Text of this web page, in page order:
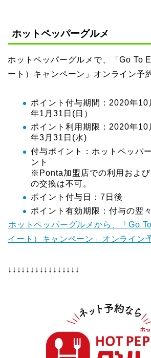
ホットペッパーグルメ
ホットペッパーグルメで、「Go To
ート）キャンペーン」オンライン予
ポイント付与期間：2020年
年1月31日(日）
ポイント利用期限：2020年
年3月31日(水)
付与ポイント：ホットペッパ
ント
※Ponta加盟店での利用およ
の交換は不可。
ポイント付与日：7日後
ポイント有効期限：付与の翌
ホットペッパーグルメから、「Go
イート）キャンペーン」オンライン
↓↓↓↓↓↓↓↓↓↓↓↓↓↓↓↓